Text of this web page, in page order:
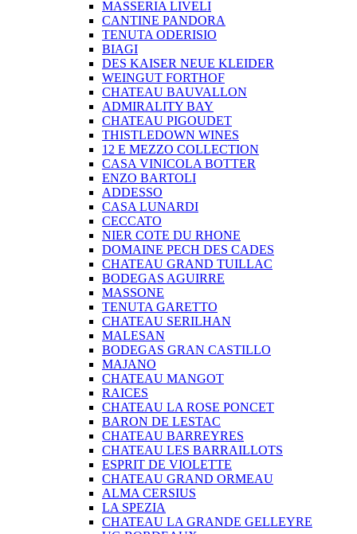
MASSERIA LIVELI
CANTINE PANDORA
TENUTA ODERISIO
BIAGI
DES KAISER NEUE KLEIDER
WEINGUT FORTHOF
CHATEAU BAUVALLON
ADMIRALITY BAY
CHATEAU PIGOUDET
THISTLEDOWN WINES
12 E MEZZO COLLECTION
CASA VINICOLA BOTTER
ENZO BARTOLI
ADDESSO
CASA LUNARDI
CECCATO
NIER COTE DU RHONE
DOMAINE PECH DES CADES
CHATEAU GRAND TUILLAC
BODEGAS AGUIRRE
MASSONE
TENUTA GARETTO
CHATEAU SERILHAN
MALESAN
BODEGAS GRAN CASTILLO
MAJANO
CHATEAU MANGOT
RAICES
CHATEAU LA ROSE PONCET
BARON DE LESTAC
CHATEAU BARREYRES
CHATEAU LES BARRAILLOTS
ESPRIT DE VIOLETTE
CHATEAU GRAND ORMEAU
ALMA CERSIUS
LA SPEZIA
CHATEAU LA GRANDE GELLEYRE